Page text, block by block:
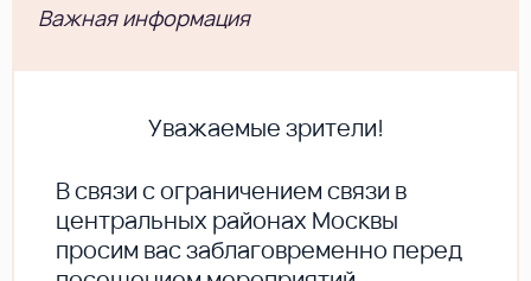
Важная информация
Уважаемые зрители!
В cвязи с ограничением связи в
центральных районах Москвы
просим вас заблаговременно перед